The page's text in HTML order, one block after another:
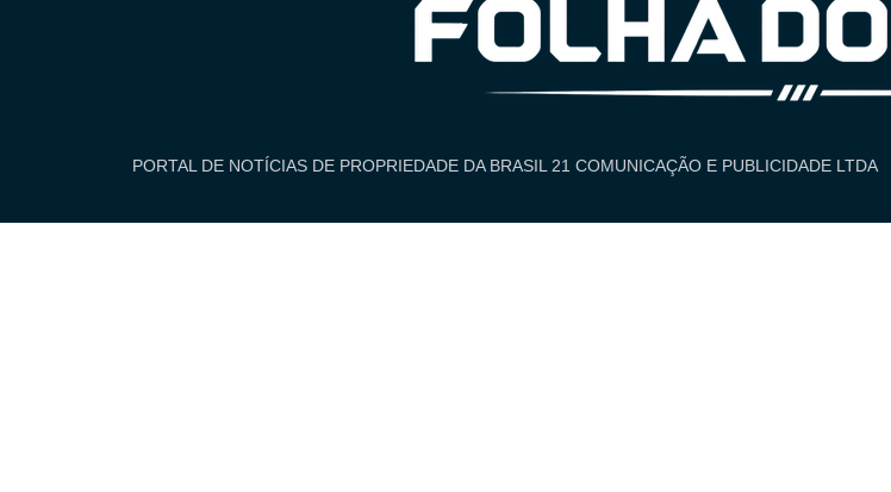
PORTAL DE NOTÍCIAS DE PROPRIEDADE DA BRASIL 21 COMUNICAÇÃO E PUBLICIDADE LTDA